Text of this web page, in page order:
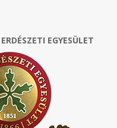
EGYESÜLET